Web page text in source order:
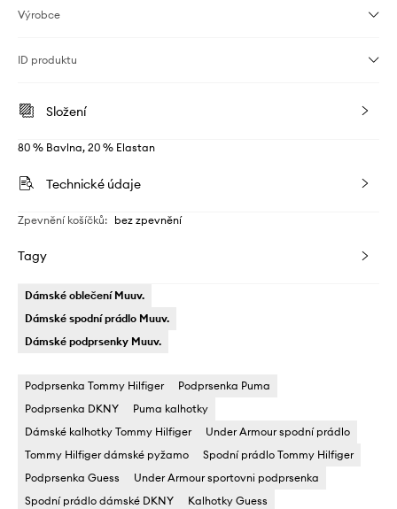
Výrobce
ID produktu
Složení
80 % Bavlna, 20 % Elastan
Technické údaje
Zpevnění košíčků: bez zpevnění
Tagy
Dámské oblečení Muuv.
Dámské spodní prádlo Muuv.
Dámské podprsenky Muuv.
Podprsenka Tommy Hilfiger
Podprsenka Puma
Podprsenka DKNY
Puma kalhotky
Dámské kalhotky Tommy Hilfiger
Under Armour spodní prádlo
Tommy Hilfiger dámské pyžamo
Spodní prádlo Tommy Hilfiger
Podprsenka Guess
Under Armour sportovni podprsenka
Spodní prádlo dámské DKNY
Kalhotky Guess